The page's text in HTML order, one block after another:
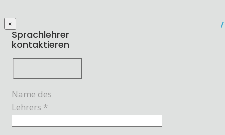
×
Sprachlehrer
kontaktieren
Name des
Lehrers *